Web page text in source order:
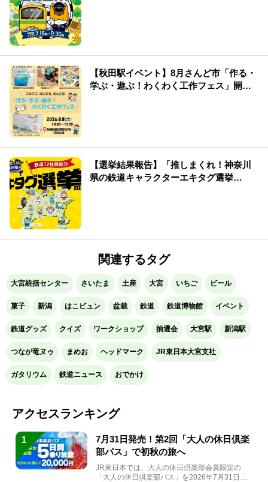
【秋田駅イベント】8月さんど市「作る・
学ぶ・遊ぶ！わくわく工作フェス」開
【選挙結果報告】「推しまくれ！神奈川
県の鉄道キャラクターエキタグ選挙
関連するタグ
大宮統括センター さいたま 土産 大宮 いちご ビール
菓子 新潟 はこビュン 盆栽 鉄道 鉄道博物館 イベント
鉄道グッズ クイズ ワークショップ 抽選会 大宮駅 新潟駅
つなが竜ヌゥ まめお ヘッドマーク JR東日本大宮支社
ガタリウム 鉄道ニュース おでかけ
アクセスランキング
1
7月31日発売！第2回「大人の休日倶楽
部パス」で初秋の旅へ
JR東日本では、大人の休日倶楽部会員限定の
「大人の休日倶楽部パス」を2026年7月31日